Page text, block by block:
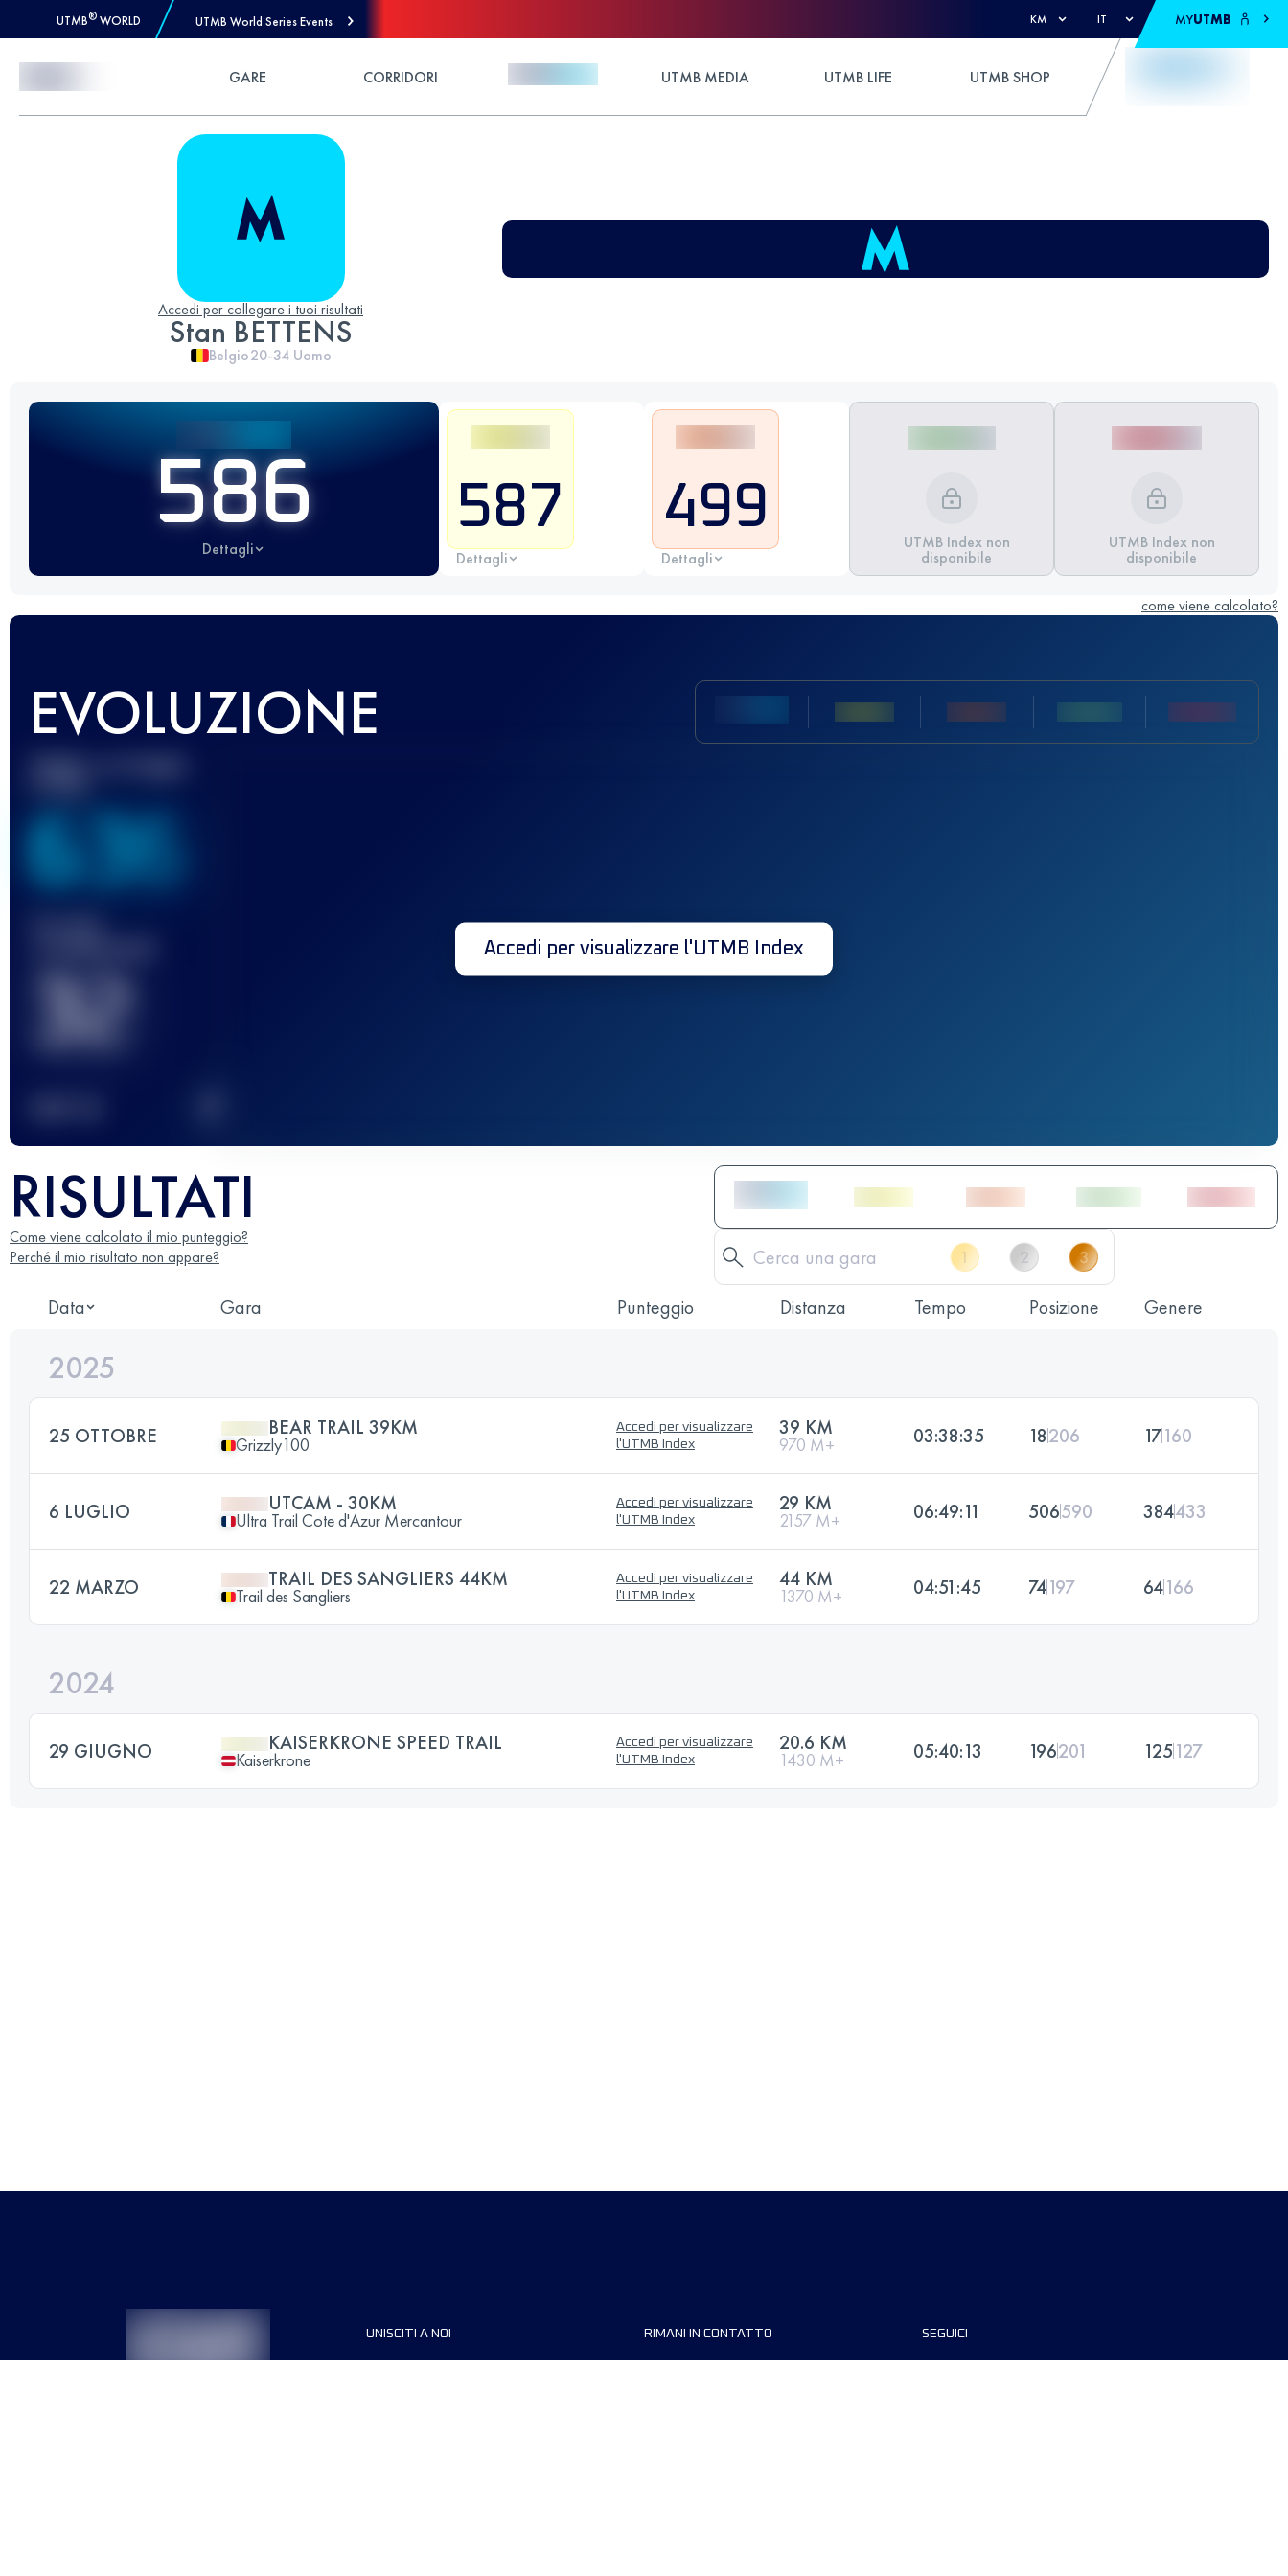
UTMB® WORLD UTMB World Series Events KM IT MYUTMB
GARE CORRIDORI UTMB MEDIA UTMB LIFE UTMB SHOP
Accedi per collegare i tuoi risultati
Stan BETTENS
Belgio20-34 Uomo
586
Dettagli
587
Dettagli
499
Dettagli
UTMB Index non
disponibile
UTMB Index non
disponibile
come viene calcolato?
EVOLUZIONE
Miglior punteggio
636
Gara(e)
32
Accedi per visualizzare l'UTMB Index
RISULTATI
Come viene calcolato il mio punteggio?
Perché il mio risultato non appare?
Data Gara Punteggio Distanza Tempo Posizione Genere
2025
25 OTTOBRE BEAR TRAIL 39KM
Grizzly100
Accedi per visualizzare
l'UTMB Index
39 KM
970 M+ 03:38:35 18206 17160
6 LUGLIO UTCAM - 30KM
Ultra Trail Cote d'Azur Mercantour
Accedi per visualizzare
l'UTMB Index
29 KM
2157 M+ 06:49:11 506590 384433
22 MARZO TRAIL DES SANGLIERS 44KM
Trail des Sangliers
Accedi per visualizzare
l'UTMB Index
44 KM
1370 M+ 04:51:45 74197 64166
2024
29 GIUGNO KAISERKRONE SPEED TRAIL
Kaiserkrone
Accedi per visualizzare
l'UTMB Index
20.6 KM
1430 M+ 05:40:13 196201 125127
UNISCITI A NOI RIMANI IN CONTATTO SEGUICI